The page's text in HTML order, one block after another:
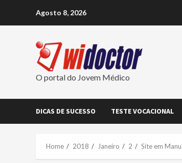
Agosto 8, 2026
O portal do Jovem Médico
DICAS DE SUCESSO TESTE VOCACIONAL
Home 2018 Janeiro 2 Site em